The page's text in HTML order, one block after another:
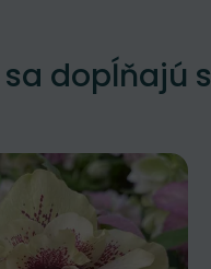
sa dopĺňajú s